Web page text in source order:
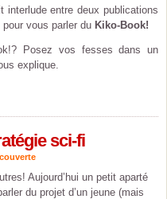
interlude entre deux publications
vous parler du Kiko-Book!
Posez vos fesses dans un
explique.
sci-fi
Aujourd’hui un petit aparté
du projet d’un jeune (mais